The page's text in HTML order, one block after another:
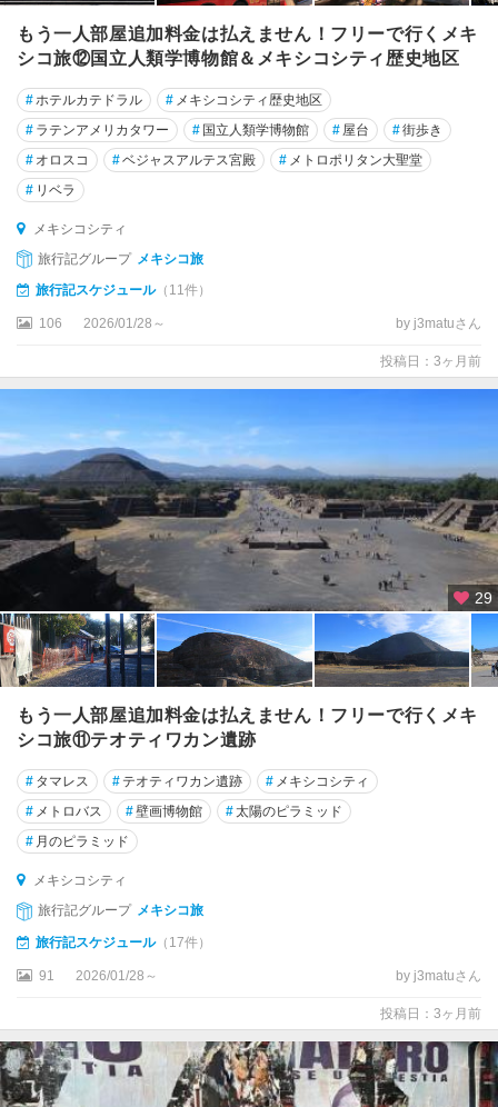
バ
ル
・
デ
・
ラ
ス
カ
サ
ス
サ
ン
ス
ト
サ
・
ル
・
デ
ア
ジ
ェ
ン
デ
ウ
ダ
フ
ア
シ
ワ
もう一人部屋追加料金は払えません！フリーで行くメキ
シコ旅⑫国立人類学博物館＆メキシコシティ歴史地区
#ホテルカテドラル # メキシコシティ歴史地区
# ラテンアメリカタワー # 国立人類学博物館 # 屋台 #街歩き
# オロスコ #ベジャスアルテス宮殿 # メトロポリタン大聖堂
# リベラ
メキシコシティ
旅行記グループ メキシコ旅
旅行記スケジュール（11件）
106 2026/01/28～ by j3matuさん
投稿日：3ヶ月前
29
もう一人部屋追加料金は払えません！フリーで行くメキ
シコ旅⑪テオティワカン遺跡
# タマレス # テオティワカン遺跡 # メキシコシティ
# メトロバス #壁画博物館 #太陽のピラミッド
# 月のピラミッド
メキシコシティ
旅行記グループ メキシコ旅
旅行記スケジュール（17件）
91 2026/01/28～ by j3matuさん
投稿日：3ヶ月前